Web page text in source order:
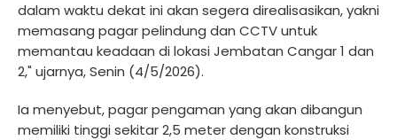
dalam waktu dekat ini akan segera direalisasikan, yakni
memasang pagar pelindung dan CCTV untuk
memantau keadaan di lokasi Jembatan Cangar 1 dan
2," ujarnya, Senin (4/5/2026).
Ia menyebut, pagar pengaman yang akan dibangun
memiliki tinggi sekitar 2,5 meter dengan konstruksi